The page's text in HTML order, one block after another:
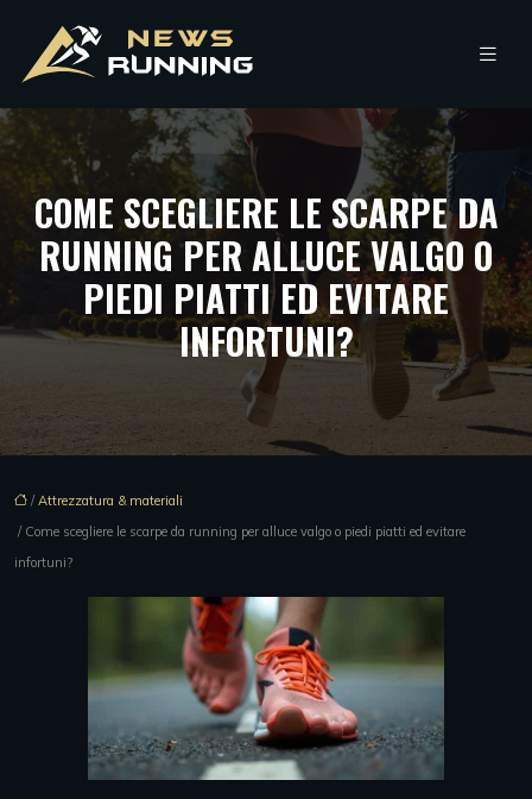
COME SCEGLIERE LE SCARPE DA
RUNNING PER ALLUCE VALGO O
PIEDI PIATTI ED EVITARE
INFORTUNI?
/Attrezzatura & materiali
/ Come scegliere le scarpe da running per alluce valgo o piedi piatti ed evitare
infortuni?